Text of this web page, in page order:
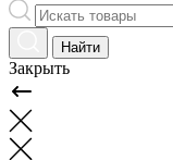
Найти
Закрыть